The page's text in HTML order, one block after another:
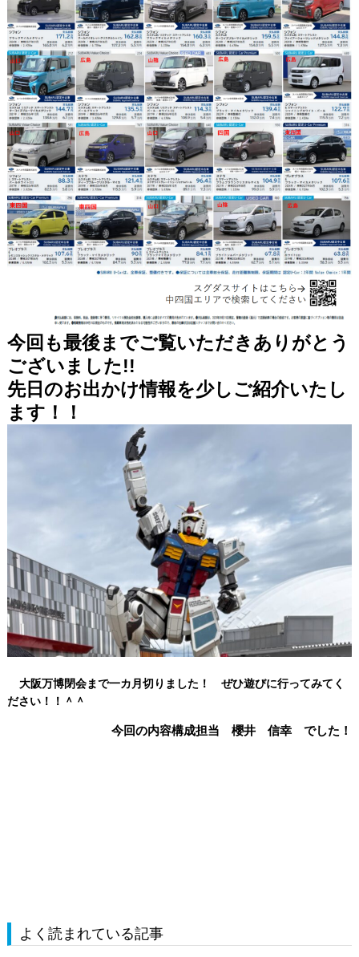
今回も最後までご覧いただきありがとう
ございました!!
先日のお出かけ情報を少しご紹介いたし
ます！！
大阪万博閉会まで一カ月切りました！ ぜひ遊びに行ってみてく
ださい！！＾＾
今回の内容構成担当 櫻井 信幸 でした！
よく読まれている記事